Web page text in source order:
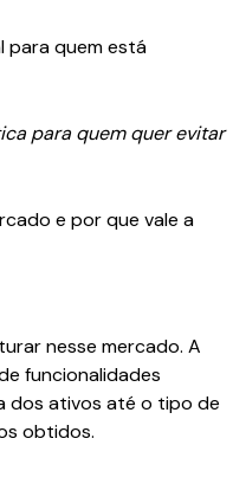
para quem está
para quem quer evitar
e por que vale a
nesse mercado. A
funcionalidades
dos ativos até o tipo de
obtidos.